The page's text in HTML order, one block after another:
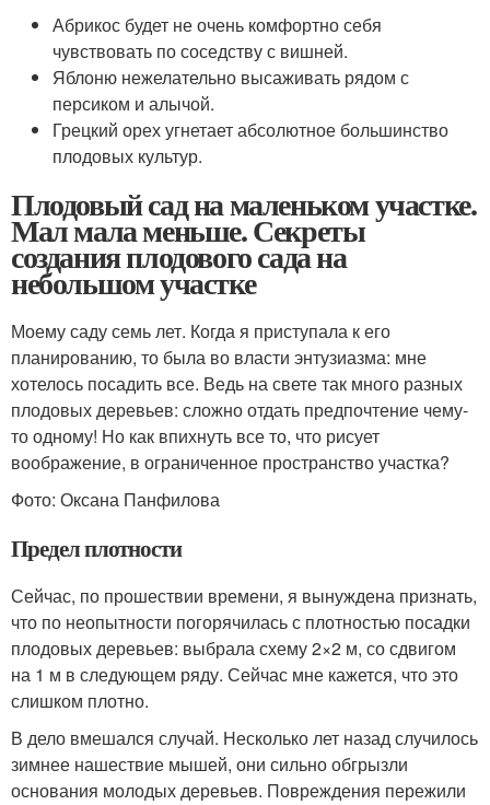
Абрикос будет не очень комфортно себя
чувствовать по соседству с вишней.
Яблоню нежелательно высаживать рядом с
персиком и алычой.
Грецкий орех угнетает абсолютное большинство
плодовых культур.
Плодовый сад на маленьком участке.
Мал мала меньше. Секреты
создания плодового сада на
небольшом участке
Моему саду семь лет. Когда я приступала к его
планированию, то была во власти энтузиазма: мне
хотелось посадить все. Ведь на свете так много разных
плодовых деревьев: сложно отдать предпочтение чему-
то одному! Но как впихнуть все то, что рисует
воображение, в ограниченное пространство участка?
Фото: Оксана Панфилова
Предел плотности
Сейчас, по прошествии времени, я вынуждена признать,
что по неопытности погорячилась с плотностью посадки
плодовых деревьев: выбрала схему 2×2 м, со сдвигом
на 1 м в следующем ряду. Сейчас мне кажется, что это
слишком плотно.
В дело вмешался случай. Несколько лет назад случилось
зимнее нашествие мышей, они сильно обгрызли
основания молодых деревьев. Повреждения пережили